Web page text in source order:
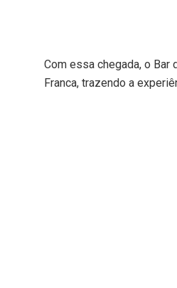
Com essa chegada, o
Franca, trazendo a